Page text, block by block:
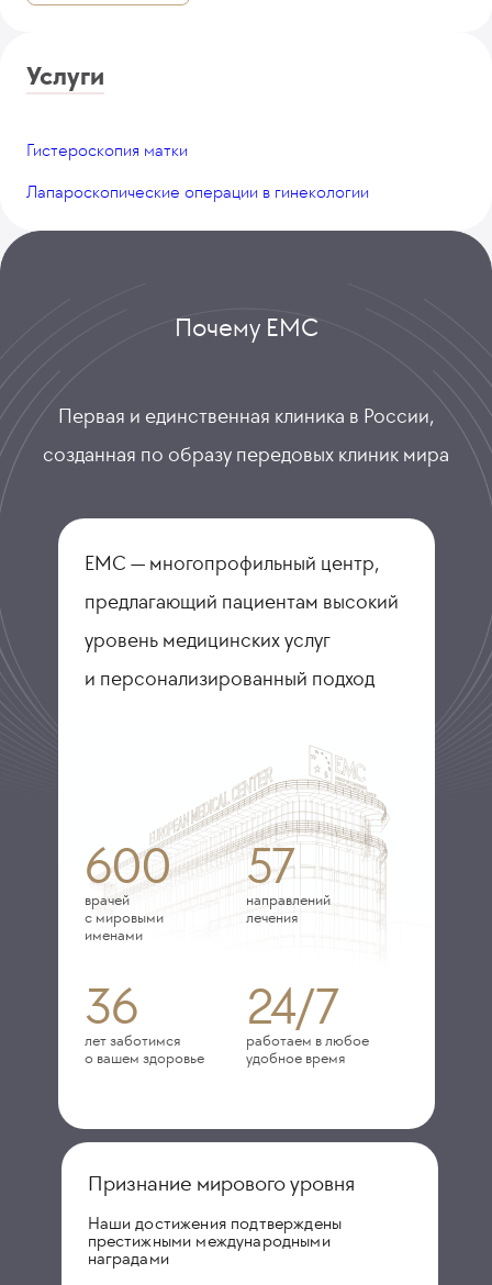
Услуги
Гистероскопия матки
Лапароскопические операции в гинекологии
Почему ЕМС
Первая и единственная клиника в России,
созданная по образу передовых клиник мира
ЕМС — многопрофильный центр,
предлагающий пациентам высокий
уровень медицинских услуг
и персонализированный подход
600
врачей
с мировыми
именами
57
направлений
лечения
36
лет заботимся
о вашем здоровье
24/7
работаем в любое
удобное время
Признание мирового уровня
Наши достижения подтверждены
престижными международными
наградами